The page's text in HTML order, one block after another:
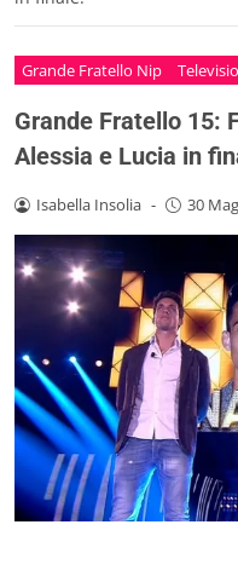
Grande Fratello Nip
Grande Fratello 15:
Alessia e Lucia in
Isabella Insolia - 30